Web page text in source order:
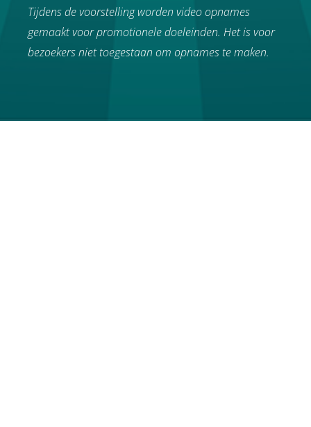
Tijdens de voorstelling worden video opnames
gemaakt voor promotionele doeleinden. Het is voor
bezoekers niet toegestaan om opnames te maken.